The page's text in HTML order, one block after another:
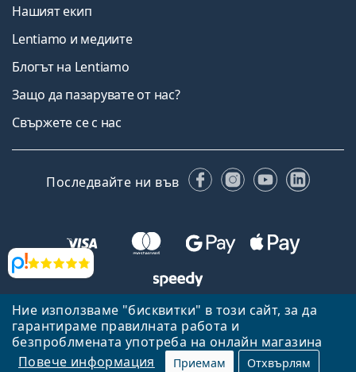
Ние използваме "бисквитки" в този сайт, за да
гарантираме правилната работа и
безпроблмената употреба на онлайн магазина
Повече информация
Приемам Отхвърлям
Прегледи
Нашият екип
Lentiamo и медиите
Блогът на Lentiamo
Защо да пазарувате от нас?
Свържете се с нас
Последвайте ни във FacebookInstagram
YouTube
Назад към началната страница
Нагоре
Lentiamo.bg е собственост и се управлява от Lentiamo s.r.o.,
Република Чехия
Тук сме за вас в продължение на 18 години.